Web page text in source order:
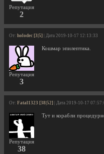
Репутация
2
От: holodec [3|5] | Дата 2019-10-17 12:13:33
Репутация
3
Кошмар эпилептика.
От: Fatal1323 [38|52] | Дата 2019-10-17
Репутация
38
Тут и корабли